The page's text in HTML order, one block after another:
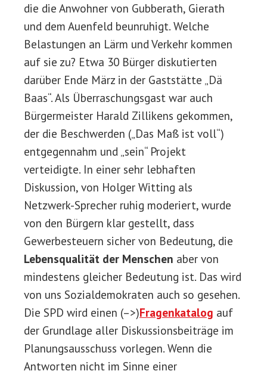
die die Anwohner von Gubberath, Gierath
und dem Auenfeld beunruhigt. Welche
Belastungen an Lärm und Verkehr kommen
auf sie zu? Etwa 30 Bürger diskutierten
darüber Ende März in der Gaststätte „Dä
Baas“. Als Überraschungsgast war auch
Bürgermeister Harald Zillikens gekommen,
der die Beschwerden („Das Maß ist voll“)
entgegennahm und „sein“ Projekt
verteidigte. In einer sehr lebhaften
Diskussion, von Holger Witting als
Netzwerk-Sprecher ruhig moderiert, wurde
von den Bürgern klar gestellt, dass
Gewerbesteuern sicher von Bedeutung, die
Lebensqualität der Menschen aber von
mindestens gleicher Bedeutung ist. Das wird
von uns Sozialdemokraten auch so gesehen.
Die SPD wird einen (–>)Fragenkatalog auf
der Grundlage aller Diskussionsbeiträge im
Planungsausschuss vorlegen. Wenn die
Antworten nicht im Sinne einer